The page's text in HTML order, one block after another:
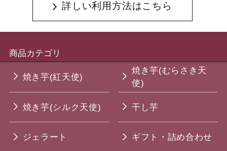
詳しい利用方法はこちら
商品カテゴリ
焼き芋(紅天使)
焼き芋(むらさき天
使)
焼き芋(シルク天使) 干し芋
ジェラート ギフト・詰め合わせ